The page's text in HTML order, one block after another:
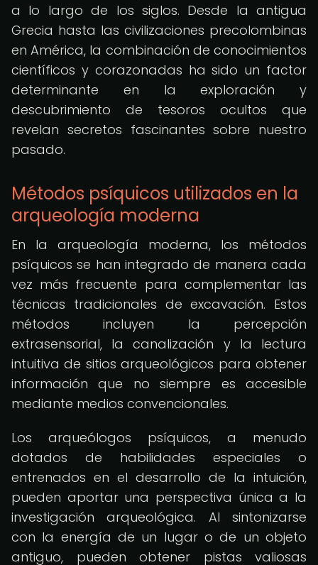
a lo largo de los siglos. Desde la antigua
Grecia hasta las civilizaciones precolombinas
en América, la combinación de conocimientos
científicos y corazonadas ha sido un factor
determinante en la exploración y
descubrimiento de tesoros ocultos que
revelan secretos fascinantes sobre nuestro
pasado.
Métodos psíquicos utilizados en la
arqueología moderna
En la arqueología moderna, los métodos
psíquicos se han integrado de manera cada
vez más frecuente para complementar las
técnicas tradicionales de excavación. Estos
métodos incluyen la percepción
extrasensorial, la canalización y la lectura
intuitiva de sitios arqueológicos para obtener
información que no siempre es accesible
mediante medios convencionales.
Los arqueólogos psíquicos, a menudo
dotados de habilidades especiales o
entrenados en el desarrollo de la intuición,
pueden aportar una perspectiva única a la
investigación arqueológica. Al sintonizarse
con la energía de un lugar o de un objeto
antiguo, pueden obtener pistas valiosas